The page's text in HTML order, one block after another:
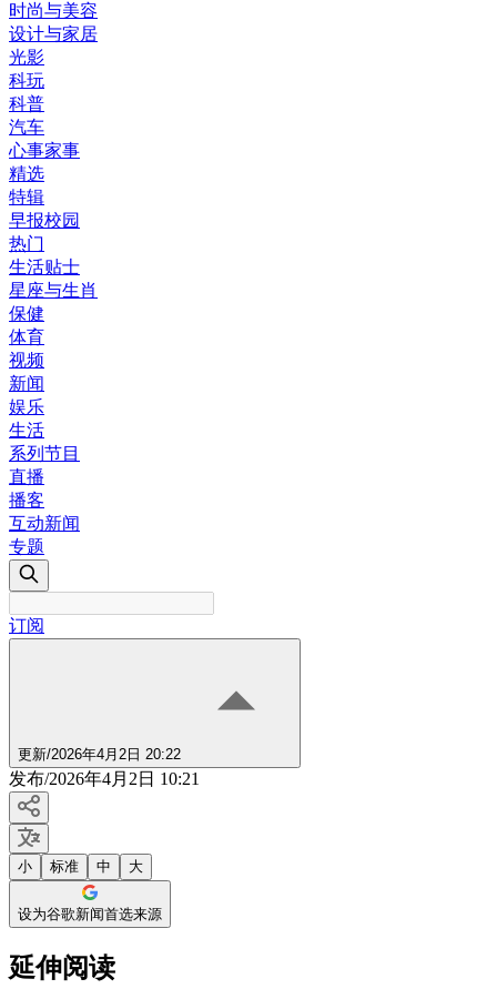
时尚与美容
设计与家居
光影
科玩
科普
汽车
心事家事
精选
特辑
早报校园
热门
生活贴士
星座与生肖
保健
体育
视频
新闻
娱乐
生活
系列节目
直播
播客
互动新闻
专题
订阅
更新/2026年4月2日 20:22
发布/2026年4月2日 10:21
小 标准 中 大
设为谷歌新闻首选来源
延伸阅读